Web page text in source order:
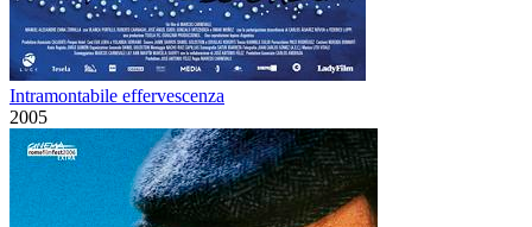
Intramontabile effervescenza
2005